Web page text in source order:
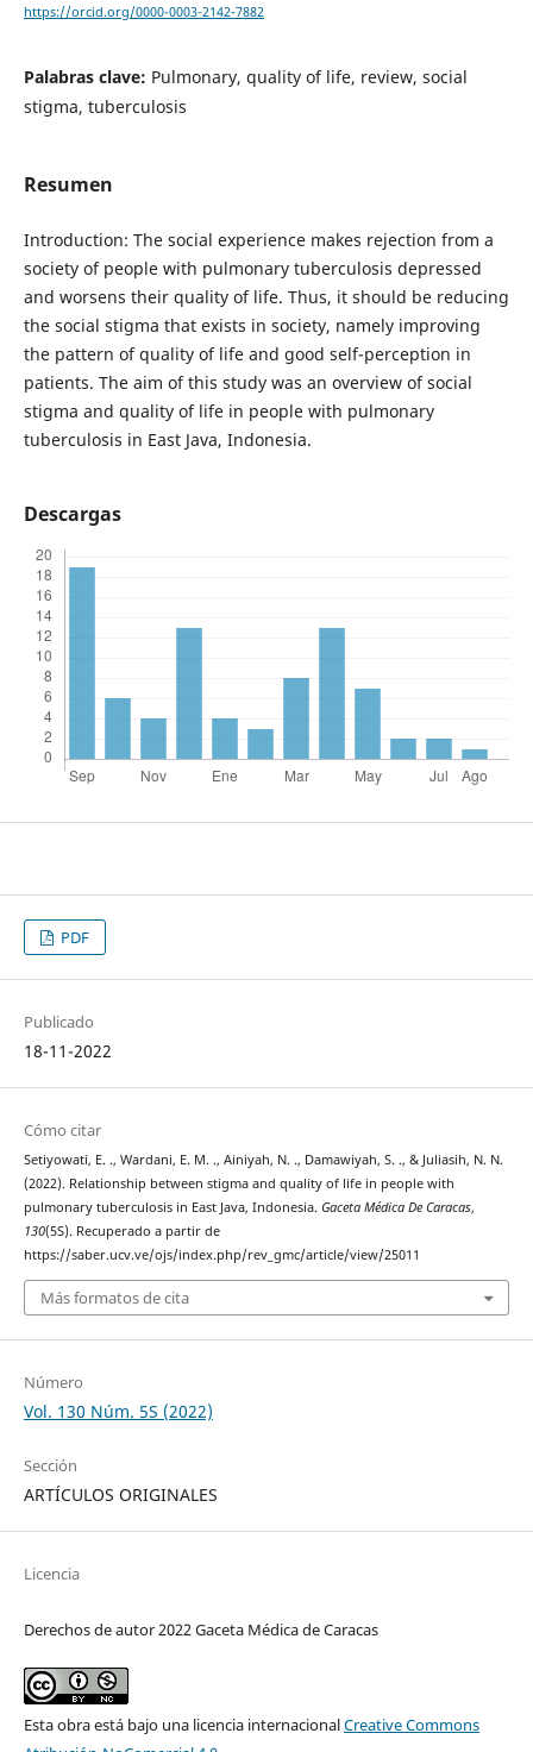
https://orcid.org/0000-0003-2142-7882
Palabras clave: Pulmonary, quality of life, review, social
stigma, tuberculosis
Resumen
Introduction: The social experience makes rejection from a
society of people with pulmonary tuberculosis depressed
and worsens their quality of life. Thus, it should be reducing
the social stigma that exists in society, namely improving
the pattern of quality of life and good self-perception in
patients. The aim of this study was an overview of social
stigma and quality of life in people with pulmonary
tuberculosis in East Java, Indonesia.
Descargas
PDF
Publicado
18-11-2022
Cómo citar
Setiyowati, E. ., Wardani, E. M. ., Ainiyah, N. ., Damawiyah, S. ., & Juliasih, N. N.
(2022). Relationship between stigma and quality of life in people with
pulmonary tuberculosis in East Java, Indonesia. Gaceta Médica De Caracas,
130(5S). Recuperado a partir de
https://saber.ucv.ve/ojs/index.php/rev_gmc/article/view/25011
Más formatos de cita
Número
Vol. 130 Núm. 5S (2022)
Sección
ARTÍCULOS ORIGINALES
Licencia
Derechos de autor 2022 Gaceta Médica de Caracas
Esta obra está bajo una licencia internacionalCreative Commons